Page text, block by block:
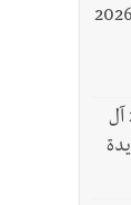
وفاة الحاج مصطفى محمود بوجي -31-7-2026
وفاة الحاج نور الدين الرفاعي 30-7-2026 آل